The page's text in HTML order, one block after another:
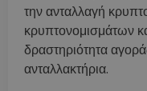
την ανταλλαγή
κρυπτονομισμάτων
δραστηριότητα
ανταλλακτήρια.